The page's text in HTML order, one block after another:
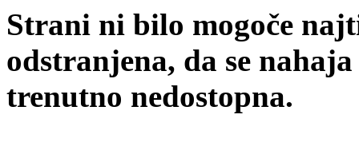
Strani ni bilo mogoče
odstranjena, da se
trenutno nedostopna.